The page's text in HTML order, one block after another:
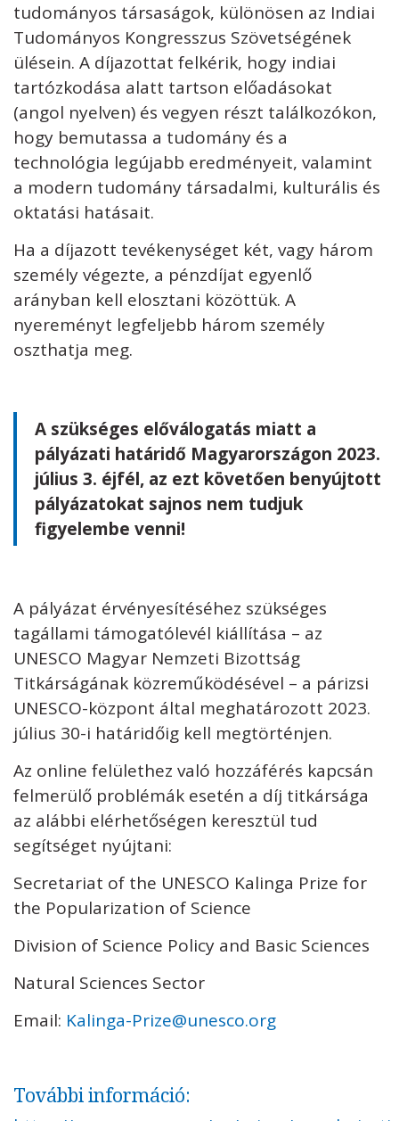
tudományos társaságok, különösen az Indiai
Tudományos Kongresszus Szövetségének
ülésein. A díjazottat felkérik, hogy indiai
tartózkodása alatt tartson előadásokat
(angol nyelven) és vegyen részt találkozókon,
hogy bemutassa a tudomány és a
technológia legújabb eredményeit, valamint
a modern tudomány társadalmi, kulturális és
oktatási hatásait.
Ha a díjazott tevékenységet két, vagy három
személy végezte, a pénzdíjat egyenlő
arányban kell elosztani közöttük. A
nyereményt legfeljebb három személy
oszthatja meg.
A szükséges előválogatás miatt a
pályázati határidő Magyarországon 2023.
július 3. éjfél, az ezt követően benyújtott
pályázatokat sajnos nem tudjuk
figyelembe venni!
A pályázat érvényesítéséhez szükséges
tagállami támogatólevél kiállítása – az
UNESCO Magyar Nemzeti Bizottság
Titkárságának közreműködésével – a párizsi
UNESCO-központ által meghatározott 2023.
július 30-i határidőig kell megtörténjen.
Az online felülethez való hozzáférés kapcsán
felmerülő problémák esetén a díj titkársága
az alábbi elérhetőségen keresztül tud
segítséget nyújtani:
Secretariat of the UNESCO Kalinga Prize for
the Popularization of Science
Division of Science Policy and Basic Sciences
Natural Sciences Sector
Email: Kalinga-Prize@unesco.org
További információ: